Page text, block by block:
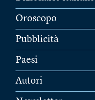
Oroscopo
Pubblicità
Paesi
Autori